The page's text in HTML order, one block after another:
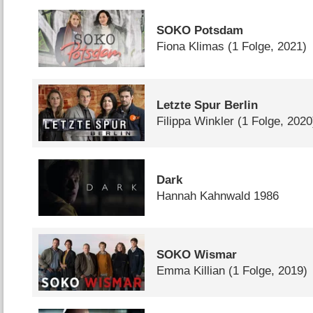
SOKO Potsdam
Fiona Klimas (1 Folge, 2021)
Letzte Spur Berlin
Filippa Winkler (1 Folge,
Dark
Hannah Kahnwald 1986
SOKO Wismar
Emma Killian (1 Folge, 2019)